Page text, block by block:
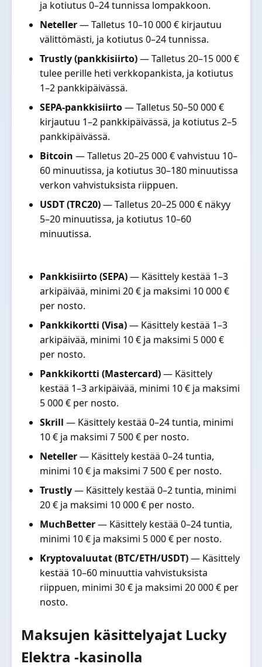
ja kotiutus 0–24 tunnissa lompakkoon.
Neteller— Talletus 10–10 000 € kirjautuu
välittömästi, ja kotiutus 0–24 tunnissa.
Trustly (pankkisiirto)— Talletus 20–15 000 €
tulee perille heti verkkopankista, ja kotiutus
1–2 pankkipäivässä.
SEPA-pankkisiirto— Talletus 50–50 000 €
kirjautuu 1–2 pankkipäivässä, ja kotiutus 2–5
pankkipäivässä.
Bitcoin — Talletus 20–25 000 € vahvistuu 10–
60 minuutissa, ja kotiutus 30–180 minuutissa
verkon vahvistuksista riippuen.
USDT (TRC20)— Talletus 20–25 000 € näkyy
5–20 minuutissa, ja kotiutus 10–60
minuutissa.
Pankkisiirto (SEPA)— Käsittely kestää 1–3
arkipäivää, minimi 20 € ja maksimi 10 000 €
per nosto.
Pankkikortti (Visa)— Käsittely kestää 1–3
arkipäivää, minimi 10 € ja maksimi 5 000 €
per nosto.
Pankkikortti (Mastercard)— Käsittely
kestää 1–3 arkipäivää, minimi 10 € ja maksimi
5 000 € per nosto.
Skrill — Käsittely kestää 0–24 tuntia, minimi
10 € ja maksimi 7 500 € per nosto.
Neteller— Käsittely kestää 0–24 tuntia,
minimi 10 € ja maksimi 7 500 € per nosto.
Trustly— Käsittely kestää 0–2 tuntia, minimi
20 € ja maksimi 10 000 € per nosto.
MuchBetter— Käsittely kestää 0–24 tuntia,
minimi 10 € ja maksimi 5 000 € per nosto.
Kryptovaluutat (BTC/ETH/USDT)— Käsittely
kestää 10–60 minuuttia vahvistuksista
riippuen, minimi 30 € ja maksimi 20 000 € per
nosto.
Maksujen käsittelyajat Lucky
Elektra -kasinolla